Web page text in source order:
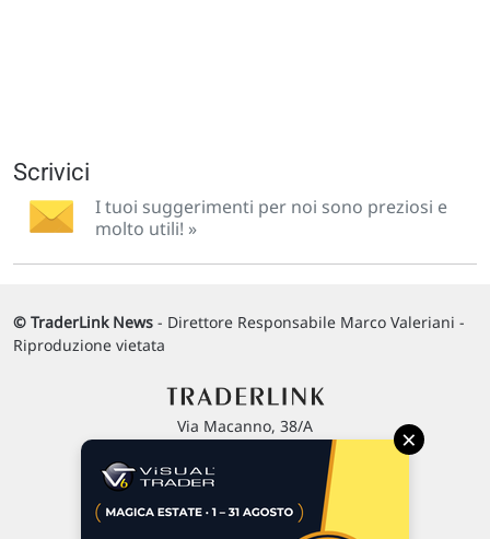
Scrivici
I tuoi suggerimenti per noi sono preziosi e
molto utili! »
© TraderLink News - Direttore Responsabile Marco Valeriani -
Riproduzione vietata
Via Macanno, 38/A
P.IVA 02 452 460 401
×